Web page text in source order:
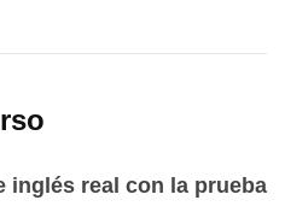
inglés real con la prueba